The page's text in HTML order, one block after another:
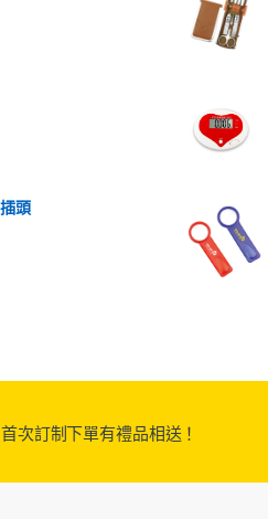
頭
首次訂制下單有禮品相送！